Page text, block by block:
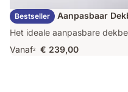
Bestseller
Emma Duo Aanpasbaar
Het ideale aanpasbare
Vanaf2 € 239,00